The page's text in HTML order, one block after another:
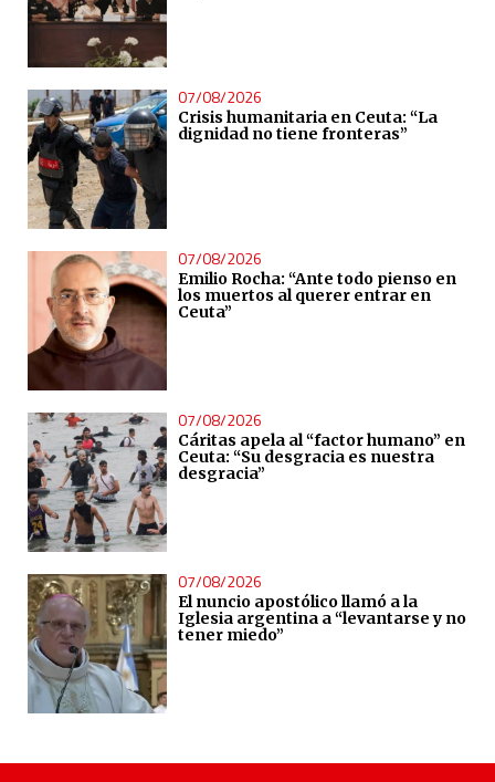
07/08/2026
Crisis humanitaria en Ceuta: “La
dignidad no tiene fronteras”
07/08/2026
Emilio Rocha: “Ante todo pienso en
los muertos al querer entrar en
Ceuta”
07/08/2026
Cáritas apela al “factor humano” en
Ceuta: “Su desgracia es nuestra
desgracia”
07/08/2026
El nuncio apostólico llamó a la
Iglesia argentina a “levantarse y no
tener miedo”